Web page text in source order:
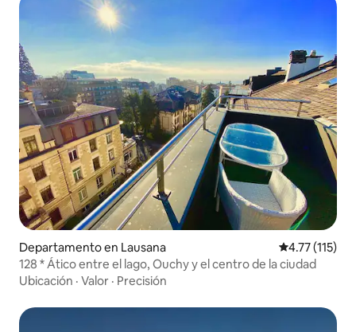
Departamento en Lausana Calificación
4.77 (115)
128 * Ático entre el lago, Ouchy y el centro de la ciudad
Ubicación · Valor · Precisión